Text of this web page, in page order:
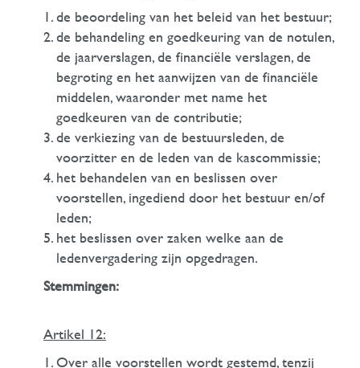
de beoordeling van het beleid van het bestuur;
de behandeling en goedkeuring van de notulen,
de jaarverslagen, de financiële verslagen, de
begroting en het aanwijzen van de financiële
middelen, waaronder met name het
goedkeuren van de contributie;
de verkiezing van de bestuursleden, de
voorzitter en de leden van de kascommissie;
het behandelen van en beslissen over
voorstellen, ingediend door het bestuur en/of
leden;
het beslissen over zaken welke aan de
ledenvergadering zijn opgedragen.
Stemmingen:
Artikel 12:
Over alle voorstellen wordt gestemd, tenzij